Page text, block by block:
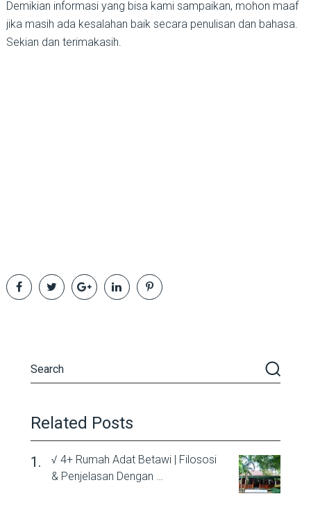
Demikian informasi yang bisa kami sampaikan, mohon maaf
jika masih ada kesalahan baik secara penulisan dan bahasa.
Sekian dan terimakasih.
Related Posts
√ 4+ Rumah Adat Betawi | Filososi
& Penjelasan Dengan …